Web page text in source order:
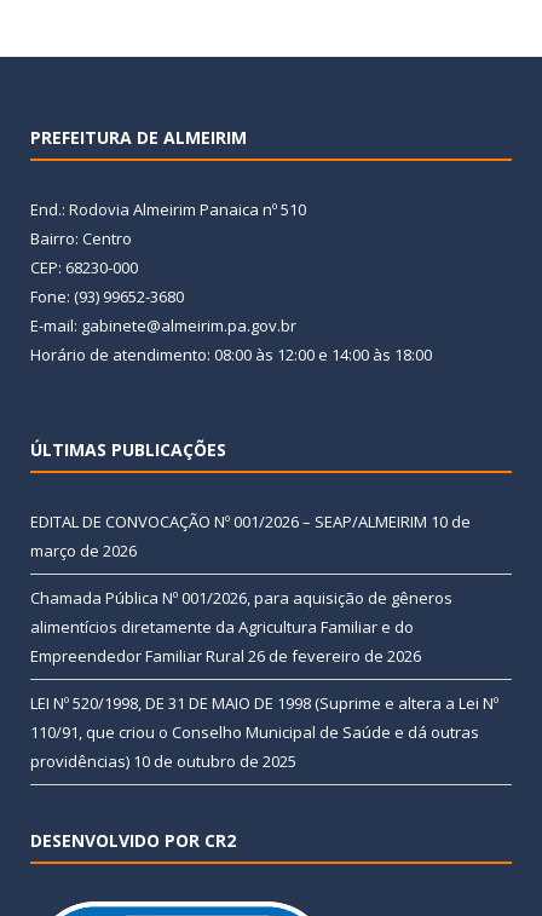
PREFEITURA DE ALMEIRIM
End.: Rodovia Almeirim Panaica nº 510
Bairro: Centro
CEP: 68230-000
Fone: (93) 99652-3680
E-mail: gabinete@almeirim.pa.gov.br
Horário de atendimento: 08:00 às 12:00 e 14:00 às 18:00
ÚLTIMAS PUBLICAÇÕES
EDITAL DE CONVOCAÇÃO Nº 001/2026 – SEAP/ALMEIRIM 10 de
março de 2026
Chamada Pública Nº 001/2026, para aquisição de gêneros
alimentícios diretamente da Agricultura Familiar e do
Empreendedor Familiar Rural 26 de fevereiro de 2026
LEI Nº 520/1998, DE 31 DE MAIO DE 1998 (Suprime e altera a Lei Nº
110/91, que criou o Conselho Municipal de Saúde e dá outras
providências) 10 de outubro de 2025
DESENVOLVIDO POR CR2